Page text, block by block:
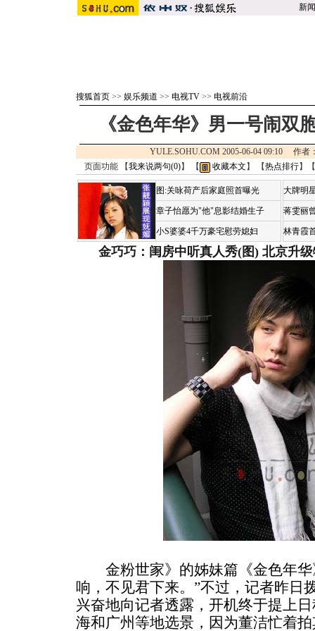
新闻
搜狐首页 >> 娱乐频道 >> 电视TV >> 电视前沿
《金色年华》男一号闹双
YULE.SOHU.COM 2005-06-04 09:10 作
页面功能 【我来说两句(0)】 【 收藏本文 】 【热点排行】【
图:关咏荷产后家庭照首曝光
章子怡愿为"他"息影结婚生子
小S婆婆4千万豪宅慰劳媳妇
大牌明
蒋雯丽
林青霞
金巧巧：闺房中听真人秀(图) 北京升
金粉世家》的姊妹篇《金色年华
响，不见君下来。”不过，记者昨日
兴奋地向记者透露，开机终于提上
海和广州等地选景，因为董洁忙着